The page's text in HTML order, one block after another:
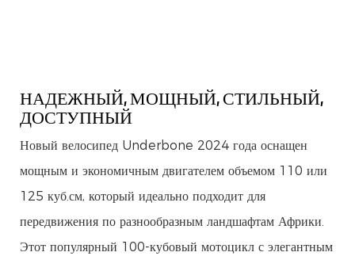
НАДЕЖНЫЙ, МОЩНЫЙ, СТИЛЬНЫЙ,
ДОСТУПНЫЙ
Новый велосипед Underbone 2024 года оснащен
мощным и экономичным двигателем объемом 110 или
125 куб.см, который идеально подходит для
передвижения по разнообразным ландшафтам Африки.
Этот популярный 100-кубовый мотоцикл с элегантным